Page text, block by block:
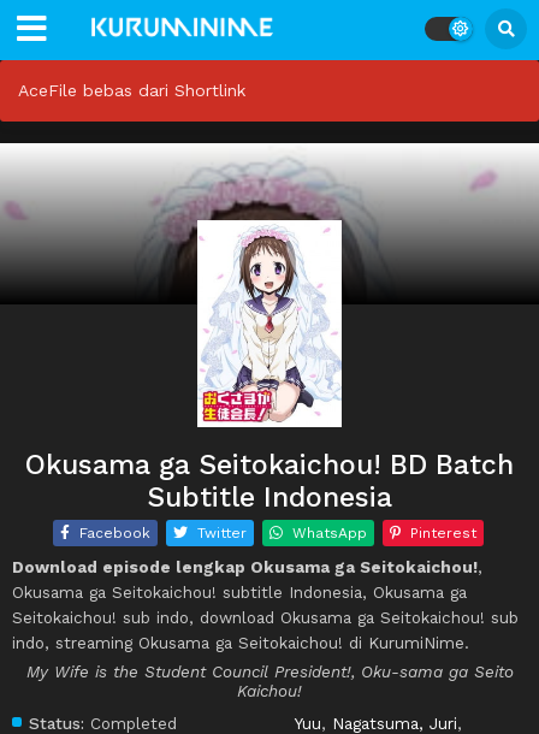
AceFile bebas dari Shortlink
Okusama ga Seitokaichou! BD Batch
Subtitle Indonesia
Facebook Twitter WhatsApp Pinterest
Download episode lengkap Okusama ga Seitokaichou!,
Okusama ga Seitokaichou! subtitle Indonesia, Okusama ga
Seitokaichou! sub indo, download Okusama ga Seitokaichou! sub
indo, streaming Okusama ga Seitokaichou! di KurumiNime.
My Wife is the Student Council President!, Oku-sama ga Seito
Kaichou!
Status: Completed
Yuu, Nagatsuma, Juri,